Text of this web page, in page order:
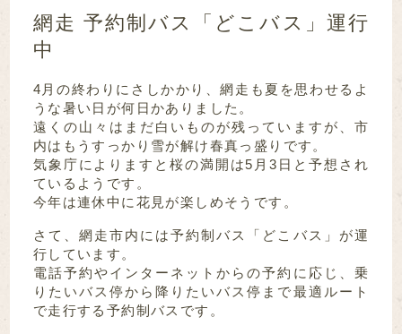
網走 予約制バス「どこバス」運行
中
4月の終わりにさしかかり、網走も夏を思わせるよ
うな暑い日が何日かありました。
遠くの山々はまだ白いものが残っていますが、市
内はもうすっかり雪が解け春真っ盛りです。
気象庁によりますと桜の満開は5月3日と予想され
ているようです。
今年は連休中に花見が楽しめそうです。
さて、網走市内には予約制バス「どこバス」が運
行しています。
電話予約やインターネットからの予約に応じ、乗
りたいバス停から降りたいバス停まで最適ルート
で走行する予約制バスです。